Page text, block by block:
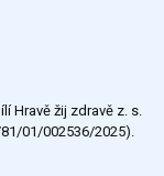
ankety
Hravě žij zdravě z. s.
01/002536/2025).